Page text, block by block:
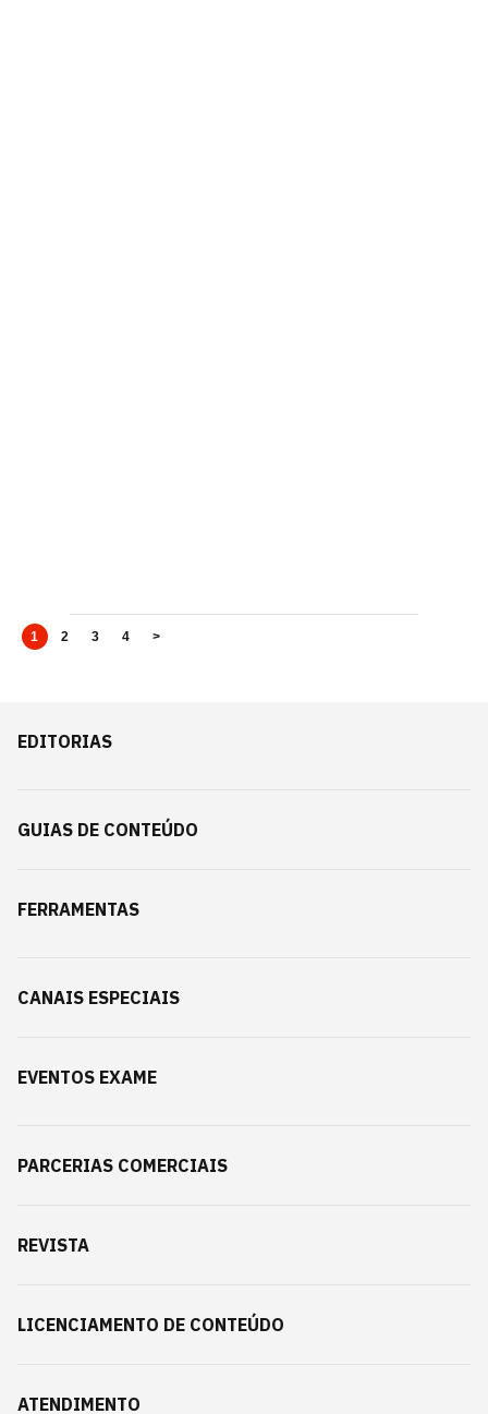
1 2 3 4 >
EDITORIAS
GUIAS DE CONTEÚDO
FERRAMENTAS
CANAIS ESPECIAIS
EVENTOS EXAME
PARCERIAS COMERCIAIS
REVISTA
LICENCIAMENTO DE CONTEÚDO
ATENDIMENTO